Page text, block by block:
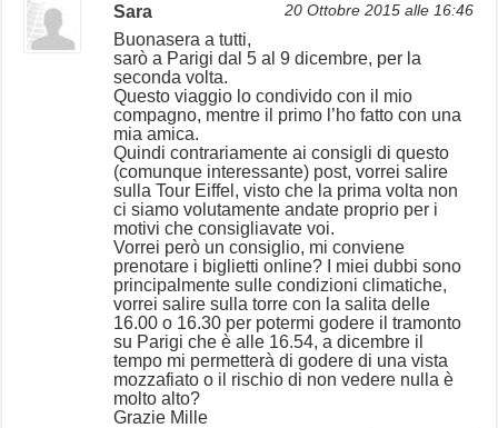
Sara 20 Ottobre 2015 alle 16:46
Buonasera a tutti,
sarò a Parigi dal 5 al 9 dicembre, per la
seconda volta.
Questo viaggio lo condivido con il mio
compagno, mentre il primo l’ho fatto con una
mia amica.
Quindi contrariamente ai consigli di questo
(comunque interessante) post, vorrei salire
sulla Tour Eiffel, visto che la prima volta non
ci siamo volutamente andate proprio per i
motivi che consigliavate voi.
Vorrei però un consiglio, mi conviene
prenotare i biglietti online? I miei dubbi sono
principalmente sulle condizioni climatiche,
vorrei salire sulla torre con la salita delle
16.00 o 16.30 per potermi godere il tramonto
su Parigi che è alle 16.54, a dicembre il
tempo mi permetterà di godere di una vista
mozzafiato o il rischio di non vedere nulla è
molto alto?
Grazie Mille